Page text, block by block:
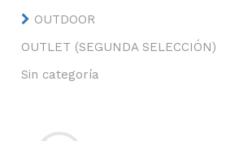
OUTDOOR
OUTLET (SEGUNDA SELECCIÓN)
Sin categoría